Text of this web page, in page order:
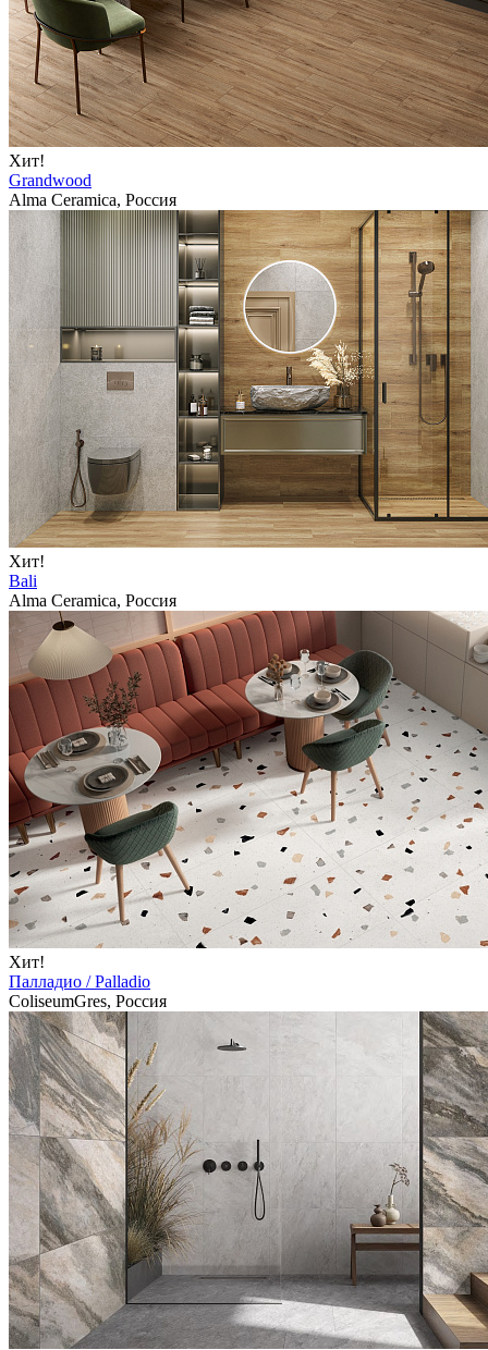
Хит!
Grandwood
Alma Ceramica, Россия
Хит!
Bali
Alma Ceramica, Россия
Хит!
Палладио / Palladio
ColiseumGres, Россия